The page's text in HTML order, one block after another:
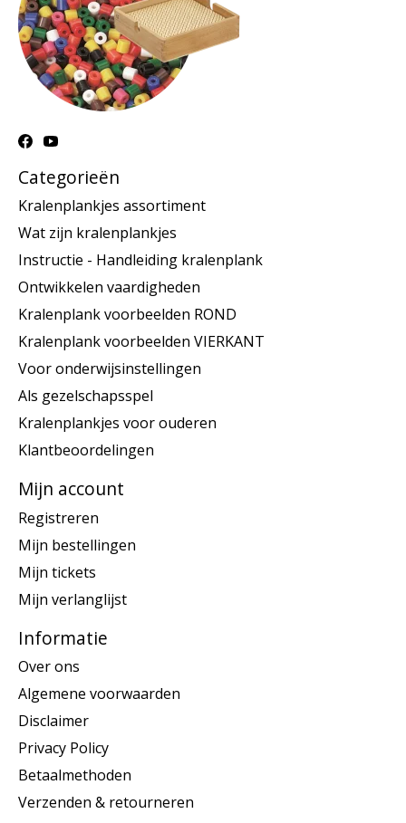
Categorieën
Kralenplankjes assortiment
Wat zijn kralenplankjes
Instructie - Handleiding kralenplank
Ontwikkelen vaardigheden
Kralenplank voorbeelden ROND
Kralenplank voorbeelden VIERKANT
Voor onderwijsinstellingen
Als gezelschapsspel
Kralenplankjes voor ouderen
Klantbeoordelingen
Mijn account
Registreren
Mijn bestellingen
Mijn tickets
Mijn verlanglijst
Informatie
Over ons
Algemene voorwaarden
Disclaimer
Privacy Policy
Betaalmethoden
Verzenden & retourneren